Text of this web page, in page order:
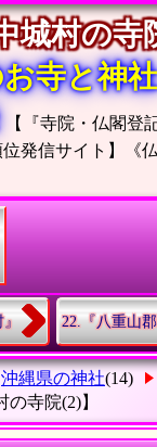
城村の
寺と神社
【『寺院・仏閣登
発信サイト】《
』 22.『八重山
沖縄県の神社(14)
の寺院(2)】